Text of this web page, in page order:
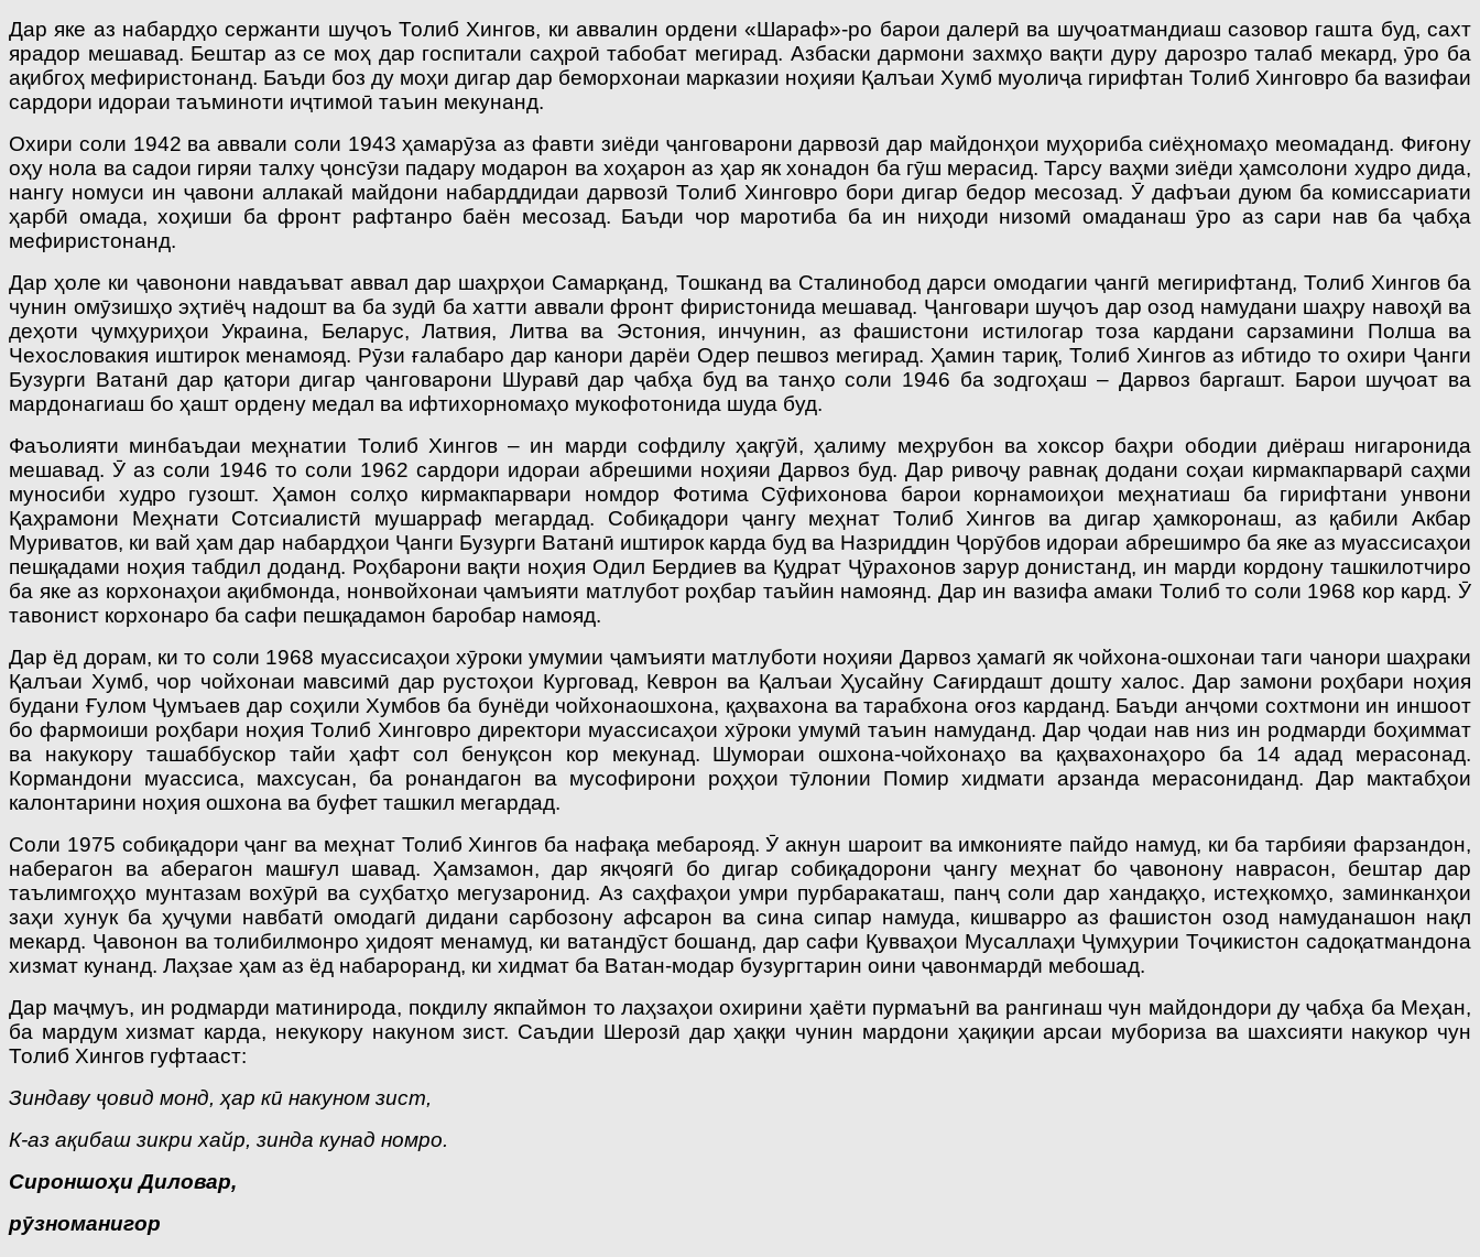
Дар яке аз набардҳо сержанти шуҷоъ Толиб Хингов, ки аввалин ордени «Шараф»-ро барои далерӣ ва шуҷоатмандиаш сазовор гашта буд, сахт
ярадор мешавад. Бештар аз се моҳ дар госпитали саҳроӣ табобат мегирад. Азбаски дармони захмҳо вақ­ти дуру дарозро талаб мекард, ӯро ба
ақибгоҳ мефиристонанд. Баъди боз ду моҳи дигар дар беморхонаи марказии ноҳияи Қалъаи Хумб муолиҷа гирифтан Толиб Хинговро ба вазифаи
сардори идораи таъминоти иҷтимоӣ таъин мекунанд.
Охири соли 1942 ва аввали соли 1943 ҳамарӯза аз фавти зиёди ҷанговарони дарвозӣ дар майдонҳои муҳориба сиёҳномаҳо меомаданд. Фиғону
оҳу нола ва садои гиряи талху ҷонсӯзи падару модарон ва хоҳарон аз ҳар як хонадон ба гӯш мерасид. Тарсу ваҳми зиёди ҳамсолони худро дида,
нангу номуси ин ҷавони аллакай майдони набарддидаи дарвозӣ Толиб Хинговро бори дигар бедор месозад. Ӯ дафъаи дуюм ба комиссариати
ҳарбӣ омада, хоҳиши ба фронт рафтанро баён месозад. Баъди чор маротиба ба ин ниҳоди низомӣ омаданаш ӯро аз сари нав ба ҷабҳа
мефиристонанд.
Дар ҳоле ки ҷавонони навдаъват аввал дар шаҳрҳои Самарқанд, Тошканд ва Сталинобод дарси омодагии ҷангӣ мегирифтанд, Толиб Хингов ба
чунин омӯзишҳо эҳтиёҷ надошт ва ба зудӣ ба хатти аввали фронт фиристонида мешавад. Ҷанговари шуҷоъ дар озод намудани шаҳру навоҳӣ ва
деҳоти ҷумҳуриҳои Украина, Беларус, Латвия, Литва ва Эстония, инчунин, аз фашистони истилогар тоза кардани сарзамини Полша ва
Чехословакия иштирок менамояд. Рӯзи ғалабаро дар канори дарёи Одер пешвоз мегирад. Ҳамин тариқ, Толиб Хингов аз ибтидо то охири Ҷанги
Бузурги Ватанӣ дар қатори дигар ҷанговарони Шуравӣ дар ҷабҳа буд ва танҳо соли 1946 ба зодгоҳаш – Дарвоз баргашт. Барои шуҷоат ва
мардонагиаш бо ҳашт ордену медал ва ифтихорномаҳо мукофотонида шуда буд.
Фаъолияти минбаъдаи меҳнатии Толиб Хингов – ин марди софдилу ҳақгӯй, ҳалиму меҳрубон ва хоксор баҳри ободии диёраш нигаронида
мешавад. Ӯ аз соли 1946 то соли 1962 сардори идораи абрешими ноҳияи Дарвоз буд. Дар ривоҷу равнақ додани соҳаи кирмакпарварӣ саҳми
муносиби худро гузошт. Ҳамон солҳо кирмакпарвари номдор Фотима Сӯфихонова барои корнамоиҳои меҳнатиаш ба гирифтани унвони
Қаҳрамони Меҳнати Сотсиалистӣ мушарраф мегардад. Со­биқадори ҷангу меҳнат Толиб Хингов ва дигар ҳамкоронаш, аз қабили Акбар
Муриватов, ки вай ҳам дар набардҳои Ҷанги Бузурги Ватанӣ иштирок карда буд ва Назриддин Ҷорӯбов идораи абрешимро ба яке аз муассисаҳои
пешқадами ноҳия табдил доданд. Роҳбарони вақти ноҳия Одил Бердиев ва Қудрат Ҷӯрахонов зарур донистанд, ин марди кордону ташкилотчиро
ба яке аз корхонаҳои ақибмонда, нонвойхонаи ҷамъияти матлубот роҳбар таъйин намоянд. Дар ин вазифа амаки Толиб то соли 1968 кор кард. Ӯ
тавонист корхонаро ба сафи пешқадамон баробар намояд.
Дар ёд дорам, ки то соли 1968 му­ассисаҳои хӯроки умумии ҷамъияти матлуботи ноҳияи Дарвоз ҳамагӣ як чойхона-ошхонаи таги чанори шаҳраки
Қалъаи Хумб, чор чойхонаи мавсимӣ дар рустоҳои Курговад, Кеврон ва Қалъаи Ҳусайну Сағирдашт дошту халос. Дар замони роҳбари ноҳия
будани Ғулом Ҷумъаев дар соҳили Хумбов ба бунёди чойхонаошхона, қаҳвахона ва тарабхона оғоз карданд. Баъди анҷоми сохтмони ин иншоот
бо фармоиши роҳбари ноҳия Толиб Хинговро директори муассисаҳои хӯроки умумӣ таъин намуданд. Дар ҷодаи нав низ ин родмарди боҳиммат
ва накукору ташаббускор тайи ҳафт сол бенуқсон кор мекунад. Шумораи ошхона-чойхонаҳо ва қаҳвахонаҳоро ба 14 адад мерасонад.
Кормандони муассиса, махсусан, ба ронандагон ва мусофирони роҳҳои тӯ­лонии Помир хидмати арзанда мерасониданд. Дар мактабҳои
калонтарини ноҳия ошхона ва буфет ташкил мегардад.
Соли 1975 собиқадори ҷанг ва меҳнат Толиб Хингов ба нафақа мебарояд. Ӯ акнун шароит ва имконияте пайдо намуд, ки ба тарбияи фарзандон,
наберагон ва аберагон машғул шавад. Ҳамзамон, дар якҷоягӣ бо дигар собиқадорони ҷангу меҳнат бо ҷавонону наврасон, бештар дар
таълимгоҳҳо мунтазам вохӯрӣ ва суҳбатҳо мегузаронид. Аз саҳфаҳои умри пурбаракаташ, панҷ соли дар хандақҳо, истеҳкомҳо, заминканҳои
заҳи хунук ба ҳуҷуми навбатӣ омодагӣ дидани сарбозону афсарон ва сина сипар намуда, кишварро аз фашистон озод намуданашон нақл
мекард. Ҷавонон ва толибилмонро ҳидоят менамуд, ки ватандӯст бошанд, дар сафи Қувваҳои Мусаллаҳи Ҷумҳурии Тоҷикистон садоқатмандона
хизмат кунанд. Лаҳзае ҳам аз ёд набароранд, ки хидмат ба Ватан-модар бузургтарин оини ҷавонмардӣ мебошад.
Дар маҷмуъ, ин родмарди матинирода, покдилу якпаймон то лаҳзаҳои охирини ҳаёти пурмаънӣ ва рангинаш чун майдондори ду ҷабҳа ба Меҳан,
ба мардум хизмат карда, некукору накуном зист. Саъдии Шерозӣ дар ҳаққи чунин мардони ҳақиқии арсаи мубориза ва шахсияти накукор чун
Толиб Хингов гуфтааст:
Зиндаву ҷовид монд, ҳар кӣ накуном зист,
К-аз ақибаш зикри хайр, зинда кунад номро.
Сироншоҳи Диловар,
рӯзноманигор